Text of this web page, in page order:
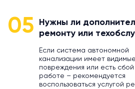
05
Нужны ли
ремонту или
Если система автономной
канализации имеет видимые
повреждения или есть
работе – рекомендуется
воспользоваться услугой